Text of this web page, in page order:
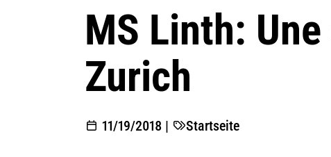
MS Linth:
Zurich
11/19/2018 | Startseite